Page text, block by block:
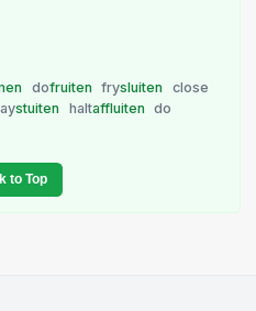
dofruiten frysluiten
close
stuiten haltaffluiten
do
to Top